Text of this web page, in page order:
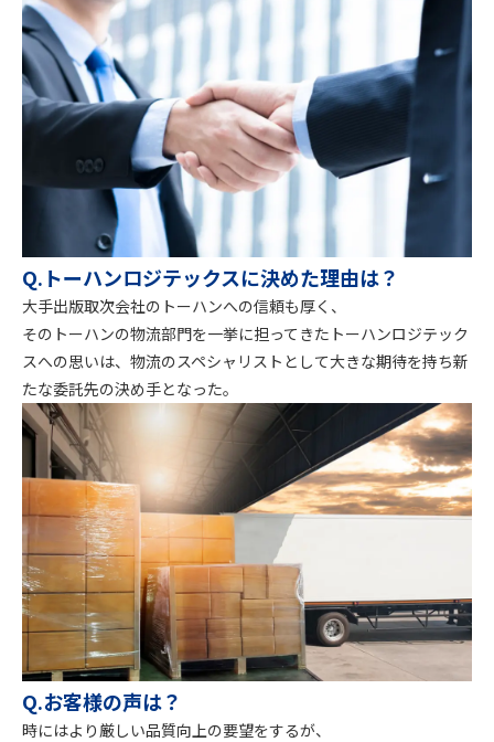
Q.トーハンロジテックスに決めた理由は？
大手出版取次会社のトーハンへの信頼も厚く、
そのトーハンの物流部門を一挙に担ってきたトーハンロジテック
スへの思いは、物流のスペシャリストとして大きな期待を持ち新
たな委託先の決め手となった。
Q.お客様の声は？
時にはより厳しい品質向上の要望をするが、